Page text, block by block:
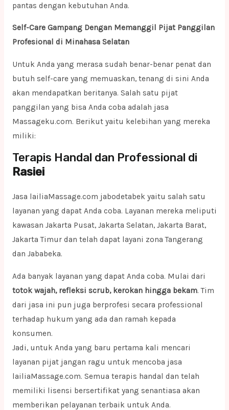
pantas dengan kebutuhan Anda.
Self-Care Gampang Dengan Memanggil Pijat Panggilan
Profesional di Minahasa Selatan
Untuk Anda yang merasa sudah benar-benar penat dan
butuh self-care yang memuaskan, tenang di sini Anda
akan mendapatkan beritanya. Salah satu pijat
panggilan yang bisa Anda coba adalah jasa
Massageku.com. Berikut yaitu kelebihan yang mereka
miliki:
Terapis Handal dan Professional di
Rasiei
Jasa lailiaMassage.com jabodetabek yaitu salah satu
layanan yang dapat Anda coba. Layanan mereka meliputi
kawasan Jakarta Pusat, Jakarta Selatan, Jakarta Barat,
Jakarta Timur dan telah dapat layani zona Tangerang
dan Jababeka.
Ada banyak layanan yang dapat Anda coba. Mulai dari
totok wajah, refleksi scrub, kerokan hingga bekam. Tim
dari jasa ini pun juga berprofesi secara professional
terhadap hukum yang ada dan ramah kepada
konsumen.
Jadi, untuk Anda yang baru pertama kali mencari
layanan pijat jangan ragu untuk mencoba jasa
lailiaMassage.com. Semua terapis handal dan telah
memiliki lisensi bersertifikat yang senantiasa akan
memberikan pelayanan terbaik untuk Anda.